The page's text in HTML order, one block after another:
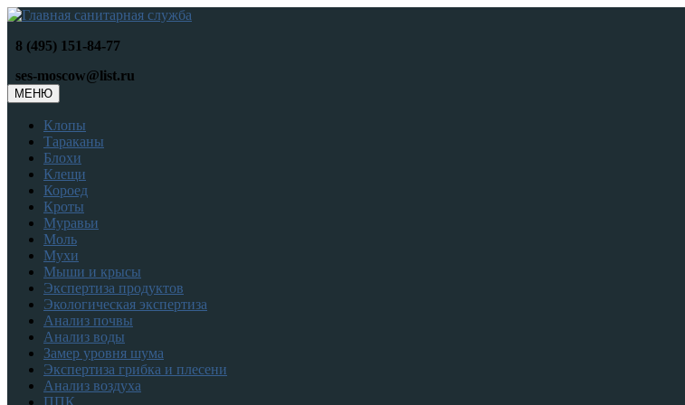
8 (495) 151-84-77
ses-moscow@list.ru
МЕНЮ
Клопы
Тараканы
Блохи
Клещи
Короед
Кроты
Муравьи
Моль
Мухи
Мыши и крысы
Экспертиза продуктов
Экологическая экспертиза
Анализ почвы
Анализ воды
Замер уровня шума
Экспертиза грибка и плесени
Анализ воздуха